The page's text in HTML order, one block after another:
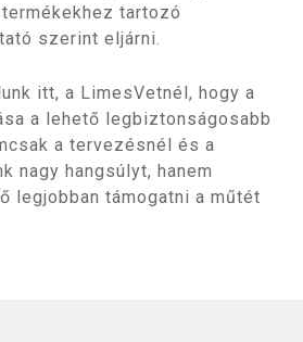
tartozó
szerint eljárni.
itt, a LimesVetnél, hogy a
a lehető legbiztonságosabb
a tervezésnél és a
nagy hangsúlyt, hanem
legjobban támogatni a műtét